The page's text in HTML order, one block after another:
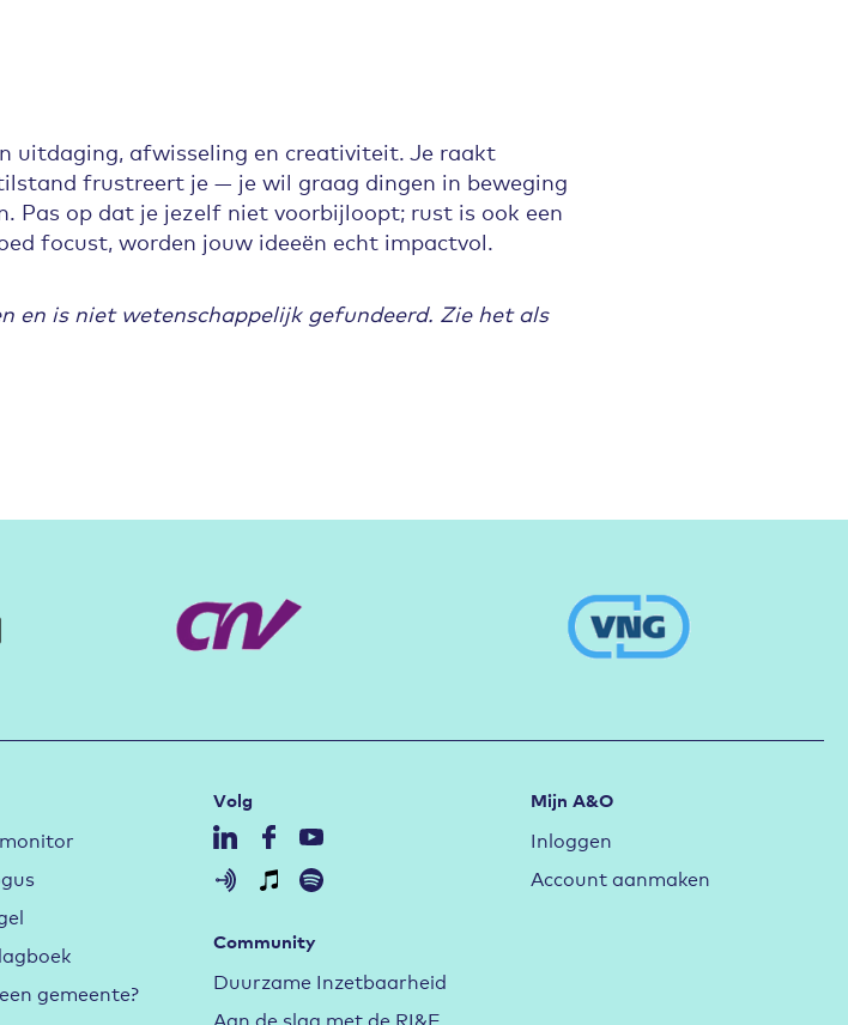
uitdaging, afwisseling en creativiteit. Je raakt
frustreert je — je wil graag dingen in beweging
Pas op dat je jezelf niet voorbijloopt; rust is ook een
focust, worden jouw ideeën echt impactvol.
en is niet wetenschappelijk gefundeerd. Zie het als
gemeente?
Volg
Community
Duurzame Inzetbaarheid
Aan de slag met de RI&E
Mijn A&O
Inloggen
Account aanmaken